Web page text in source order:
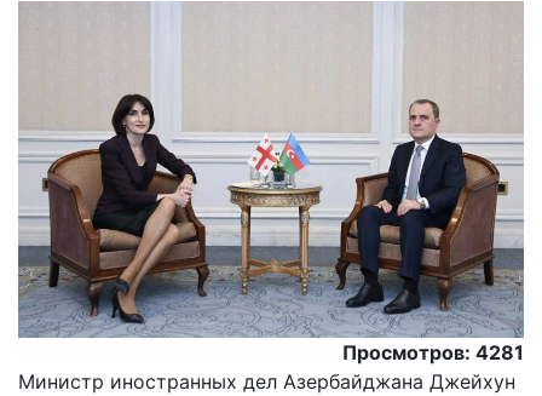
Просмотров: 4281
Министр иностранных дел Азербайджана Джейхун